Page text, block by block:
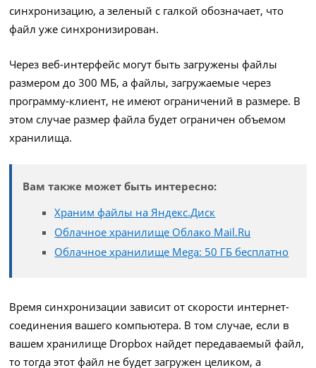
синхронизацию, а зеленый с галкой обозначает, что
файл уже синхронизирован.
Через веб-интерфейс могут быть загружены файлы
размером до 300 МБ, а файлы, загружаемые через
программу-клиент, не имеют ограничений в размере. В
этом случае размер файла будет ограничен объемом
хранилища.
Вам также может быть интересно:
Храним файлы на Яндекс.Диск
Облачное хранилище Облако Mail.Ru
Облачное хранилище Mega: 50 ГБ бесплатно
Время синхронизации зависит от скорости интернет-
соединения вашего компьютера. В том случае, если в
вашем хранилище Dropbox найдет передаваемый файл,
то тогда этот файл не будет загружен целиком, а